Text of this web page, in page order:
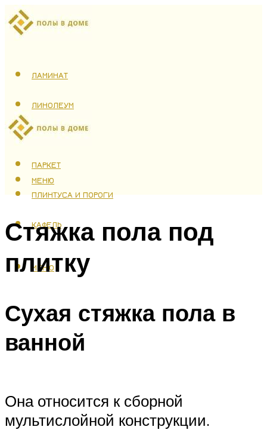
ЛАМИНАТ
ЛИНОЛЕУМ
ТЕПЛЫЙ ПОЛ
ПАРКЕТ
ПЛИНТУСА И ПОРОГИ
КАФЕЛЬ
МЕНЮ
МЕНЮ
Стяжка пола под
плитку
Сухая стяжка пола в
ванной
Она относится к сборной
мультислойной конструкции.